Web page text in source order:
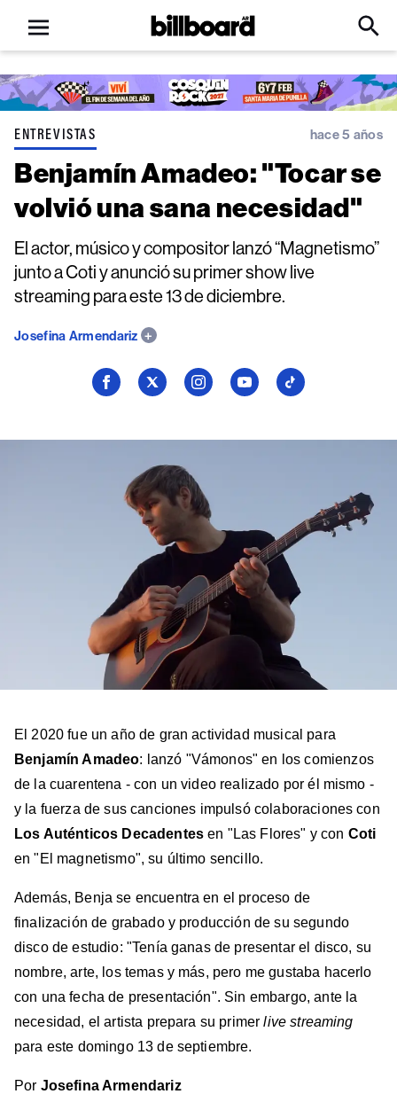
Open
menu
Billboard
Click
Input
ENTREVISTAS hace 5 años
Benjamín Amadeo: "Tocar se
volvió una sana necesidad"
El actor, músico y compositor lanzó “Magnetismo”
junto a Coti y anunció su primer show live
streaming para este 13 de diciembre.
Josefina Armendariz
Seguí
en
Seguí
en
Seguí
en
Seguí
en
Seguí
en
El 2020 fue un año de gran actividad musical para
Benjamín Amadeo: lanzó "Vámonos" en los comienzos
de la cuarentena - con un video realizado por él mismo -
y la fuerza de sus canciones impulsó colaboraciones con
Los Auténticos Decadentesen "Las Flores" y con Coti
en "El magnetismo", su último sencillo.
Además, Benja se encuentra en el proceso de
finalización de grabado y producción de su segundo
disco de estudio: "Tenía ganas de presentar el disco, su
nombre, arte, los temas y más, pero me gustaba hacerlo
con una fecha de presentación". Sin embargo, ante la
necesidad, el artista prepara su primerlive streaming
para este domingo 13 de septiembre.
Por Josefina Armendariz